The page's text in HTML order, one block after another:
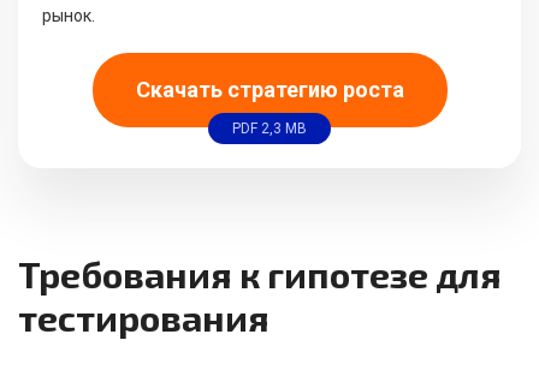
рынок.
Скачать стратегию роста
PDF 2,3 MB
Требования к гипотезе для
тестирования